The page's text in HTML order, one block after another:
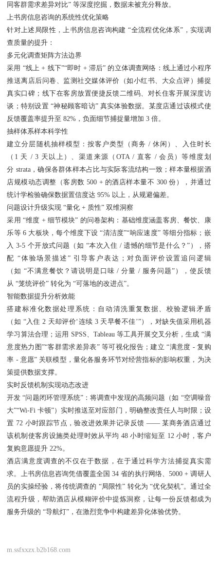
同客群需求差异对比” 等深度挖掘，数据未被充分释放。
上书房信息咨询的系统性优化策略
针对上述局限性，上书房信息咨询构建 “全流程优化体系”，实现调
查质量的提升：
多元化调查矩阵方法边界
采用 “线上 + 线下”“即时 + 滞后” 的立体调查网络：线上通过小程序
推送离店后问卷、监测社交媒体评价（如小红书、大众点评）捕捉
真实口碑；线下在客房放置便捷反馈二维码、对长住客开展深度访
谈；特别设置 “神秘顾客暗访” 真实体验数据。某度店通过该模式使
反馈覆盖率提升至 82%，负面细节捕捉量增加 3 倍。
抽样体系样本科学性
建立分层随机抽样模型：按客户类型（商务 / 休闲）、入住时长
（1 天 / 3 天以上）、渠道来源（OTA / 直客 / 会员）等维度划
分 strata，确保各群体样本占比与实际客流结构一致；样本量根据酒
店规模动态调整（客房数 500 + 的酒店样本量不 300 份），并通过
统计学检验确保数据置信度达 95% 以上，从规避偏差。
问题设计升级实现 “量化 + 质性” 双维洞察
采用 “维度 + 细节模块” 的问卷架构：基础维度涵盖客房、餐饮、康
乐等 6 大板块，每个维度下设 “清洁度”“响应速度” 等细分指标；嵌
入 3-5 个开放式问题（如 “本次入住 / 遗憾的细节是什么？”），搭
配 “体验场景描述” 引导客户表达；对负面评价设置追问逻辑
（如 “不满意餐饮？请说明是口味 / 分量 / 服务问题”），使反馈
从 “笼统评价” 转化为 “可落地的改进点”。
智能数据提升分析效能
搭建标准化数据处理系统：自动清洗重复数据、校验逻辑矛盾
（如 “入住 2 天却评价‘连续 3 天早餐不佳’”），对缺失值采用机器
学习算法合理；运用 SPSS、Tableau 等工具开展交叉分析，生成 “满
意度热力图”“客群需求差异表” 等可视化报告；建立 “满意度 - 复购
率 - 意愿” 关联模型，量化各服务环节对经营指标的影响权重，为决
策提供数据支撑。
实时反馈机制实现动态改进
开发 “问题闭环管理系统”：将调查中发现的高频问题（如 “空调噪音
大”“Wi-Fi 卡顿”）实时推送至对应部门，明确整改责任人与时限；设
置 72 小时跟踪节点，验改进效果并记录反馈 —— 某商务酒店通过
该机制使客房设施类处理时效从平均 48 小时缩短至 12 小时，客户
复购意愿提升 22%。
酒店满意度调查的不仅在于数据，在于通过科学方法捕捉真实需
求。上书房信息咨询凭借覆盖全国 34 省的执行网络、5000 + 调研人
员的实操经验，将传统调查的 “局限性” 转化为 “优化契机”。通过全
流程升级，帮助酒店从模糊评价中提炼洞察，让每一份反馈都成为
服务升级的 “导航灯”，在激烈竞争中构建差异化体验优势。
m.ssfxxzx.b2b168.com